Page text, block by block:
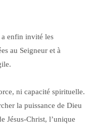
a enfin invité les
au Seigneur et à
ni capacité spirituelle.
la puissance de Dieu
Jésus-Christ, l’unique